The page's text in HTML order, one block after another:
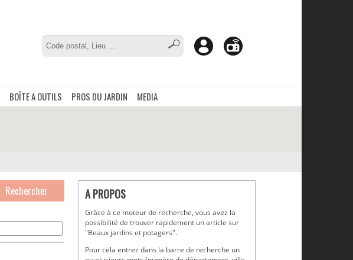
BOÎTE A OUTILS PROS DU JARDIN MEDIA
Rechercher A PROPOS
Grâce à ce moteur de recherche, vous avez la
possibilité de trouver rapidement un article sur
"Beaux jardins et potagers".
Pour cela entrez dans la barre de recherche un